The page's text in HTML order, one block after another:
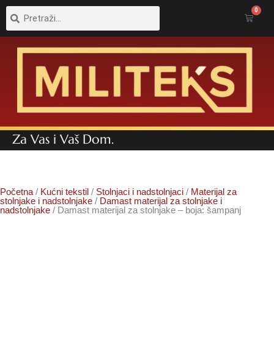
Pretraga 0
Cart
Za Vas i Vaš Dom.
Početna / Kućni tekstil / Stolnjaci i nadstolnjaci / Materijal za
stolnjake i nadstolnjake / Damast materijal za stolnjake i
nadstolnjake / Damast materijal za stolnjake – boja: šampanj